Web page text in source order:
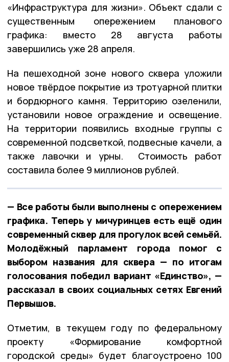
«Инфраструктура для жизни». Объект сдали с
существенным опережением планового
графика: вместо 28 августа работы
завершились уже 28 апреля.
На пешеходной зоне нового сквера уложили
новое твёрдое покрытие из тротуарной плитки
и бордюрного камня. Территорию озеленили,
установили новое ограждение и освещение.
На территории появились входные группы с
современной подсветкой, подвесные качели, а
также лавочки и урны. Стоимость работ
составила более 9 миллионов рублей.
— Все работы были выполнены с опережением
графика. Теперь у мичуринцев есть ещё один
современный сквер для прогулок всей семьёй.
Молодёжный парламент города помог с
выбором названия для сквера — по итогам
голосования победил вариант «Единство», —
рассказал в своих социальных сетях Евгений
Первышов.
Отметим, в текущем году по федеральному
проекту «Формирование комфортной
городской среды» будет благоустроено 100